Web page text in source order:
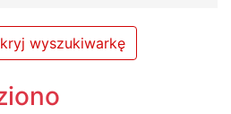
wyszukiwarkę